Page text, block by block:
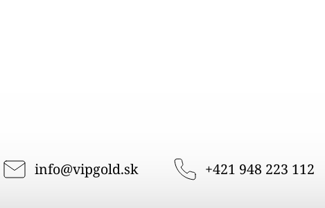
info@vipgold.sk +421 948 223 112